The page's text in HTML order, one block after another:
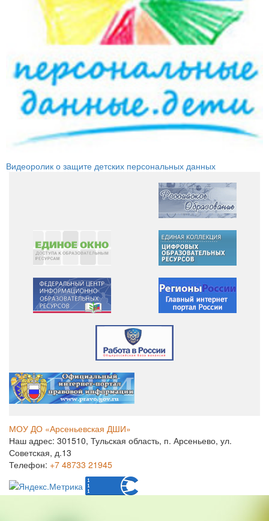
Видеоролик о защите детских персональных данных
МОУ ДО «Арсеньевская ДШИ»
Наш адрес: 301510, Тульская область, п. Арсеньево, ул.
Советская, д.13
Телефон: +7 48733 21945